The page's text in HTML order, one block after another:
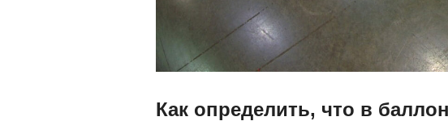
Как определить, что в